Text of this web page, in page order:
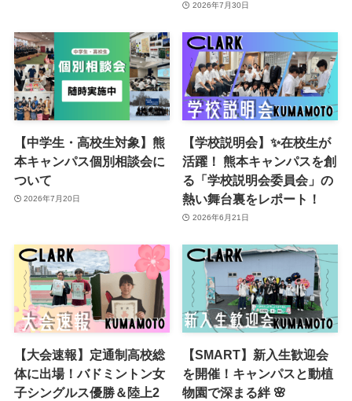
2026年7月30日
【中学生・高校生対象】熊
本キャンパス個別相談会に
ついて
2026年7月20日
【学校説明会】✨在校生が
活躍！ 熊本キャンパスを創
る「学校説明会委員会」の
熱い舞台裏をレポート！
2026年6月21日
【大会速報】定通制高校総
体に出場！バドミントン女
子シングルス優勝＆陸上2
【SMART】新入生歓迎会
を開催！キャンパスと動植
物園で深まる絆 🌸